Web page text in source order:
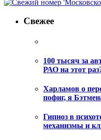
Свежее
100 тысяч за
РАО на этот
Харламов о
пофиг, я
Гипноз в
механизмы и